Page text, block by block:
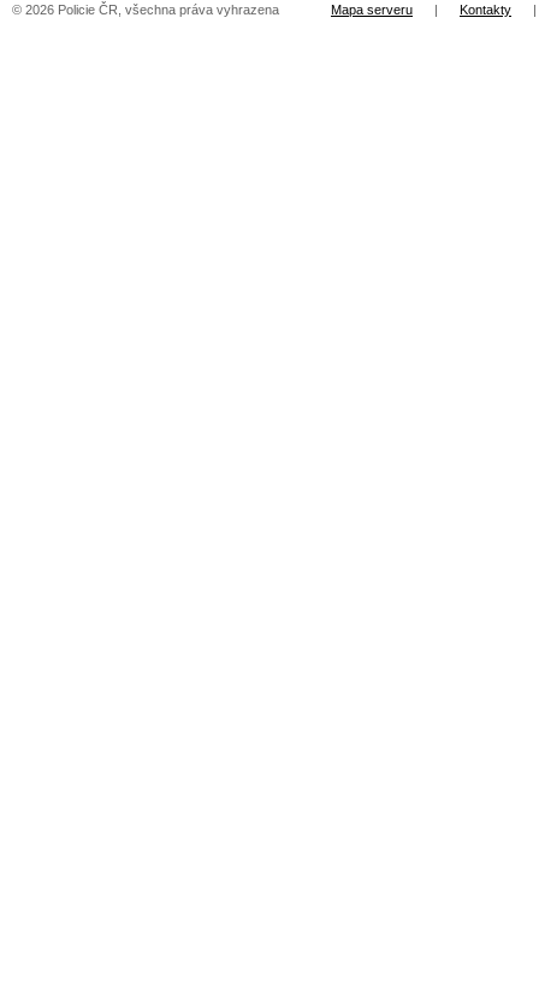
© 2026 Policie ČR, všechna práva vyhrazena Mapa serveru | Kontakty |